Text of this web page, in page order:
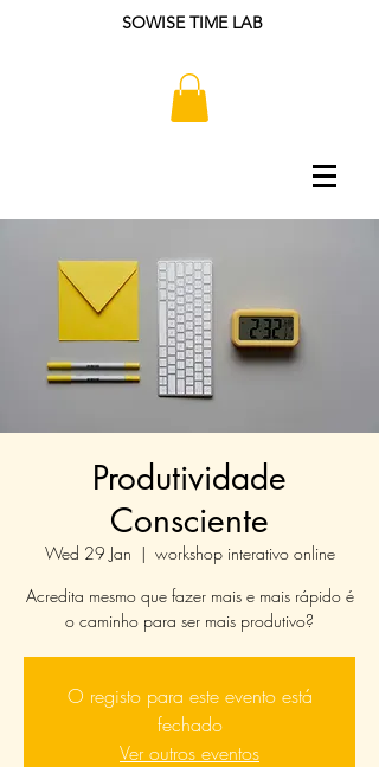
SOWISE TIME LAB
Produtividade
Consciente
Wed 29 Jan
  |
workshop interativo online
Acredita mesmo que fazer mais e mais rápido é
o caminho para ser mais produtivo?
O registo para este evento está
fechado
Ver outros eventos